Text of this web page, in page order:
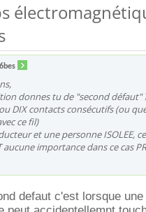
donnes tu de "second défaut"
DIX contacts consécutifs (ou
ce fil)
et une personne ISOLEE,
aucune importance dans ce cas
defaut c'est lorsque une